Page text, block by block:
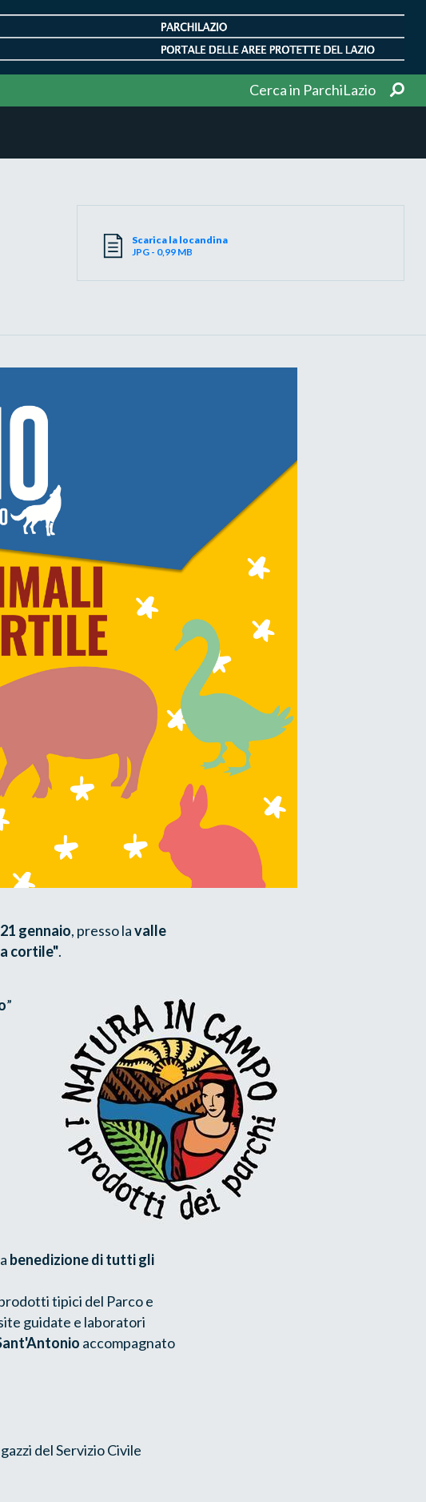
Cerca in ParchiLazio
Scarica la locandina
JPG - 0,99 MB
gennaio, presso lavalle
cortile".
”
benedizione di tutti gli
tipici del Parco e
guidate e laboratori
accompagnato
del Servizio Civile